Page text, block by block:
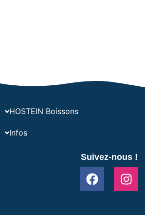
HOSTEIN Boissons
Infos
Suivez-nous !